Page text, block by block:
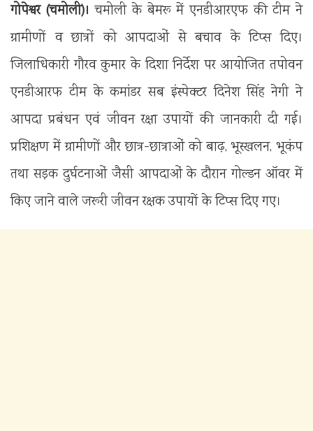
गोपेश्वर (चमोली)। चमोली के बेमरू में एनडीआरएफ की टीम ने
ग्रामीणों व छात्रों को आपदाओं से बचाव के टिप्स दिए।
जिलाधिकारी गौरव कुमार के दिशा निर्देश पर आयोजित तपोवन
एनडीआरफ टीम के कमांडर सब इंस्पेक्टर दिनेश सिंह नेगी ने
आपदा प्रबंधन एवं जीवन रक्षा उपायों की जानकारी दी गई।
प्रशिक्षण में ग्रामीणों और छात्र-छात्राओं को बाढ़, भूस्खलन, भूकंप
तथा सड़क दुर्घटनाओं जैसी आपदाओं के दौरान गोल्डन ऑवर में
किए जाने वाले जरूरी जीवन रक्षक उपायों के टिप्स दिए गए।